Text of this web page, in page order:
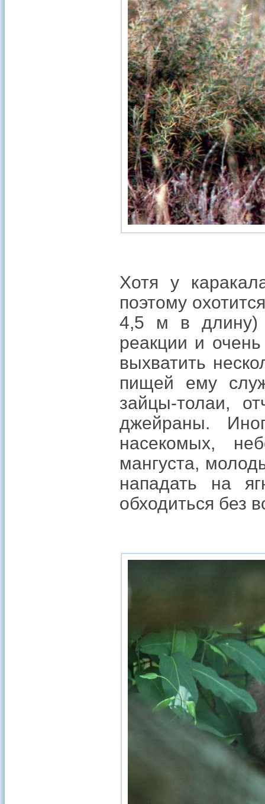
Хотя у
поэтому
4,5 м в длину)
реакции и
выхватить
пищей ему
зайцы-толаи,
джейраны.
насекомых,
мангуста,
нападать на
обходиться без